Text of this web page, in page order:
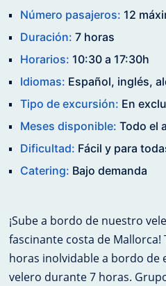
Número pasajeros: 12
Duración:7 horas
Horarios: 10:30 a 17:30h
Idiomas: Español, inglés,
Tipo de excursión: En
Meses disponible:Todo el
Dificultad: Fácil y para
Catering: Bajo demanda
¡Sube a bordo de nuestro
fascinante costa de
horas inolvidable a bordo de
velero durante 7 horas.